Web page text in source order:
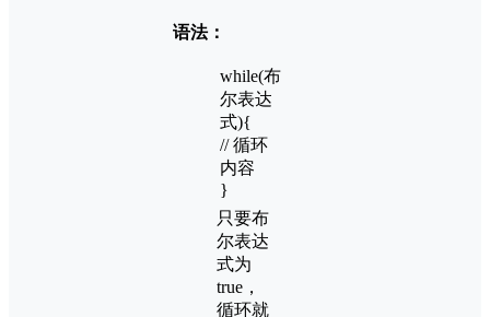
语法：
while(布
尔表达
式){
// 循环
内容
}
只要布
尔表达
式为
true，
循环就